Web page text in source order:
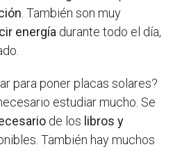
. También son muy
energía durante todo el día,
para poner placas solares?
estudiar mucho. Se
de los libros y
También hay muchos